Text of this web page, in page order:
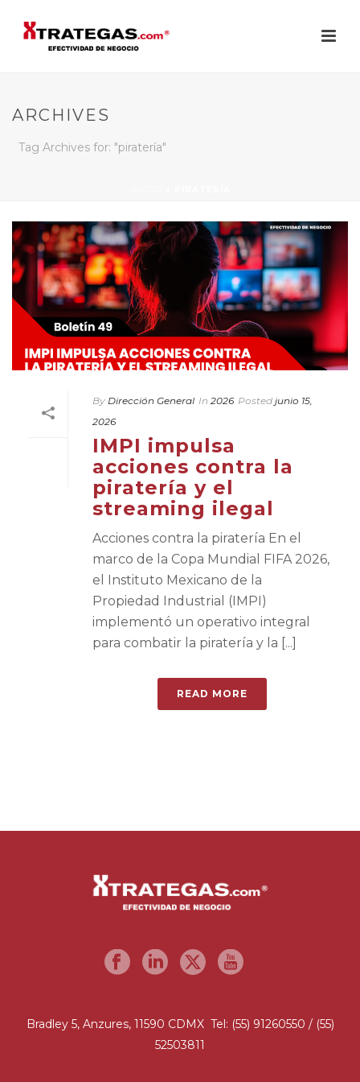
ARCHIVES
Tag Archives for: "piratería"
By Dirección General In 2026 Posted junio 15,
2026
IMPI impulsa
acciones contra la
piratería y el
streaming ilegal
Acciones contra la piratería En el
marco de la Copa Mundial FIFA 2026,
el Instituto Mexicano de la
Propiedad Industrial (IMPI)
implementó un operativo integral
para combatir la piratería y la [...]
READ MORE
Bradley 5, Anzures, 11590 CDMX Tel: (55) 91260550 / (55)
52503811